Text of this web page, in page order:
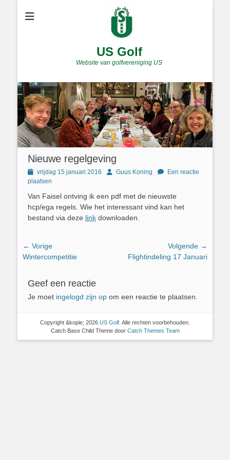
US Golf
Website van golfvereniging US
Nieuwe regelgeving
Geplaatst
op
vrijdag 15 januari 2016 AuthorGuus Koning
Een reactie
plaatsen
Van Faisel ontving ik een pdf met de nieuwste
hcp/ega regels. Wie het interessant vind kan het
bestand via deze link downloaden.
Bericht
navigatie
← Vorige
Vorig
Wintercompetitie
Volgende →
Volgend
Flightindeling 17 Januari
Geef een reactie
Je moet ingelogd zijn op om een reactie te plaatsen.
Copyright &kopie; 2026 US Golf . Alle rechten voorbehouden.
Catch Base Child Theme door Catch Themes Team